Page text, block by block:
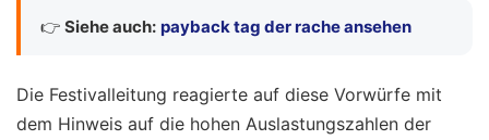
👉 Siehe auch: payback tag der rache ansehen
Die Festivalleitung reagierte auf diese Vorwürfe mit
dem Hinweis auf die hohen Auslastungszahlen der